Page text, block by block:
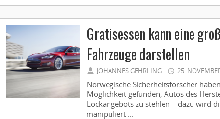
Gratisessen kann eine
Fahrzeuge darstellen
JOHANNES GEHRLING 25.
Norwegische Sicherheitsforscher
Möglichkeit gefunden, Autos des
Lockangebots zu stehlen – dazu wird
manipuliert ...